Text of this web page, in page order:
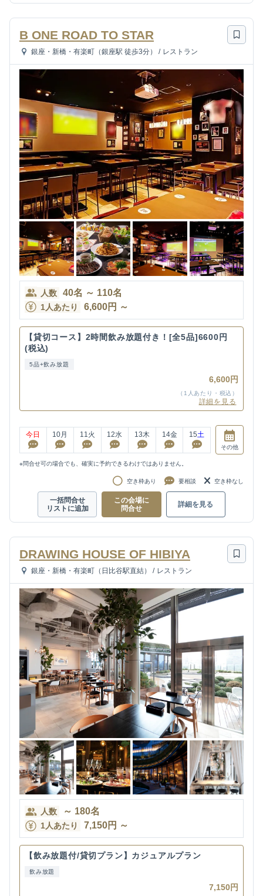
B ONE ROAD TO STAR
銀座・新橋・有楽町（銀座駅 徒歩3分） / レストラン
人数 40名 ～ 110名
1人あたり 6,600円 ～
【貸切コース】2時間飲み放題付き！[全5品]6600円
(税込)
5品+飲み放題
6,600円
（1人あたり・税込）
詳細を見る
今日 10月 11 火 12水 13木 14金 15土
その他
※問合せ可の場合でも、確実に予約できるわけではありません。
空き枠あり 要相談 空き枠なし
一括問合せ
リストに追加
この会場に
問合せ
詳細を見る
DRAWING HOUSE OF HIBIYA
銀座・新橋・有楽町（日比谷駅直結） / レストラン
人数 ～ 180名
1人あたり 7,150円 ～
【飲み放題付/貸切プラン】カジュアルプラン
飲み放題
7,150円